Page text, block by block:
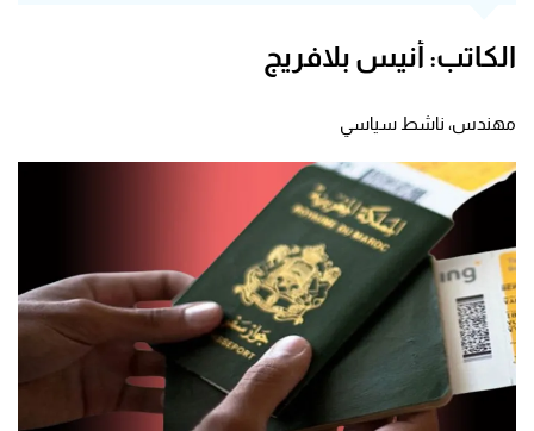
الكاتب: أنيس بلافريج
مهندس، ناشط سياسي